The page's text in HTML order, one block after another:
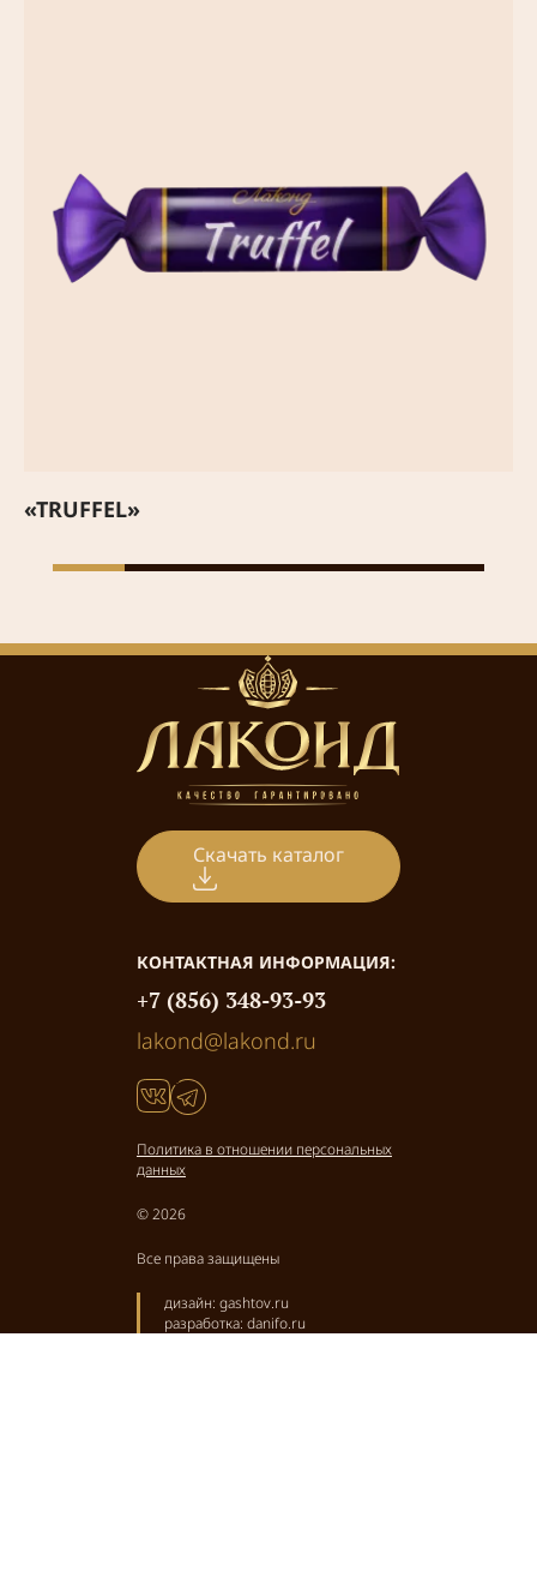
«TRUFFEL»
КОНТАКТНАЯ ИНФОРМАЦИЯ:
+7 (856) 348-93-93
lakond@lakond.ru
Скачать каталог
Политика в отношении персональных
данных
© 2026
Все права защищены
дизайн: gashtov.ru
разработка: danifo.ru